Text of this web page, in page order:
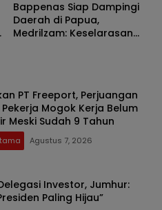
Bappenas Siap Dampingi
Daerah di Papua,
Medrilzam: Keselarasan
PT Freeport, Perjuangan
Pekerja Mogok Kerja Belum
Meski Sudah 9 Tahun
Agustus 7, 2026
Investor, Jumhur:
Paling Hijau”